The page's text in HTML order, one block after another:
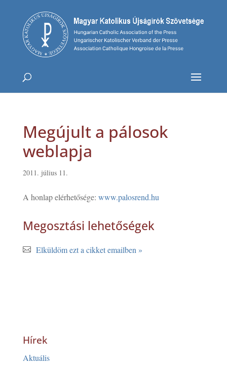
Megújult a pálosok
weblapja
2011. július 11.
A honlap elérhetősége: www.palosrend.hu
Megosztási lehetőségek
Elküldöm ezt a cikket emailben »
Hírek
Aktuális